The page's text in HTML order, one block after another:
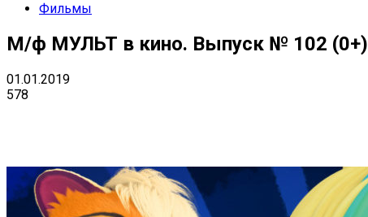
Фильмы
М/ф МУЛЬТ в кино. Выпуск № 102 (0+)
01.01.2019
578